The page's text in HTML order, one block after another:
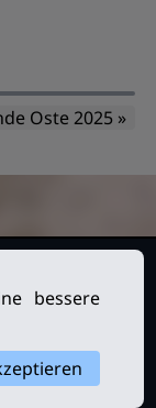
Oste 2025 »
bessere